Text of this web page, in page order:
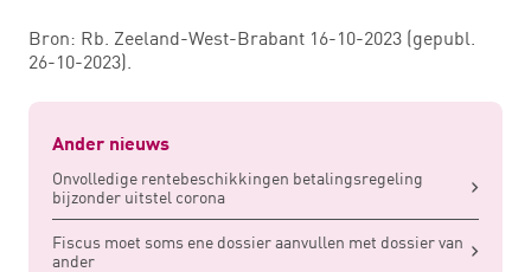
Bron: Rb. Zeeland-West-Brabant 16-10-2023 (gepubl.
26-10-2023).
Ander nieuws
Onvolledige rentebeschikkingen betalingsregeling
bijzonder uitstel corona
Fiscus moet soms ene dossier aanvullen met dossier van
ander